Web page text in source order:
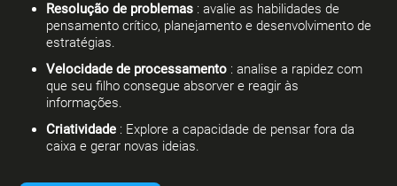
Resolução de problemas : avalie as habilidades de
pensamento crítico, planejamento e desenvolvimento de
estratégias.
Velocidade de processamento : analise a rapidez com
que seu filho consegue absorver e reagir às
informações.
Criatividade : Explore a capacidade de pensar fora da
caixa e gerar novas ideias.